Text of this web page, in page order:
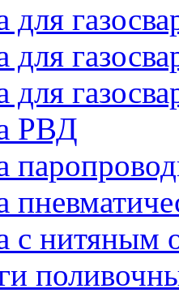
для
для
для
РВД
с нитяным